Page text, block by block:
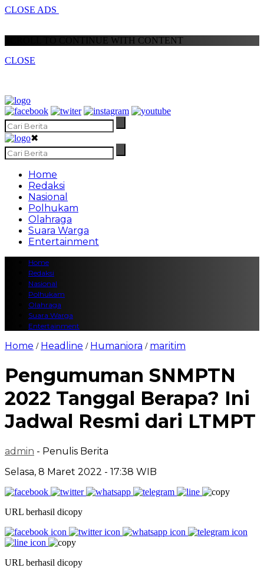
CLOSE ADS
SCROLL TO CONTINUE WITH CONTENT
CLOSE
✖
Home
Redaksi
Nasional
Polhukam
Olahraga
Suara Warga
Entertainment
Home
Redaksi
Nasional
Polhukam
Olahraga
Suara Warga
Entertainment
Home / Headline / Humaniora / maritim
Pengumuman SNMPTN
2022 Tanggal Berapa? Ini
Jadwal Resmi dari LTMPT
admin - Penulis Berita
Selasa, 8 Maret 2022 - 17:38 WIB
URL berhasil dicopy
URL berhasil dicopy